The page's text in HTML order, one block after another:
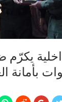
يكرّم
بأمانة